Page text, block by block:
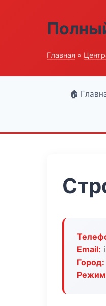
Главная »
🏠
Email:
Город:
Режим